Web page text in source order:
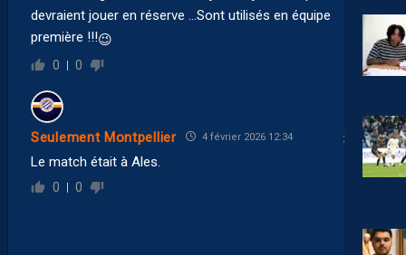
devraient jouer en réserve …Sont utilisés en équipe
première !!!😉
0 0
Seulement Montpellier 4 février 2026 12:34
Le match était à Ales.
0 0